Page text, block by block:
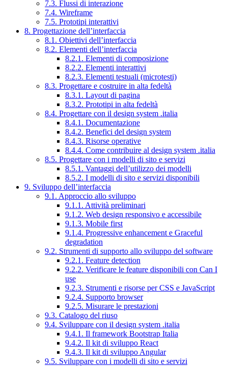
7.3. Flussi di interazione
7.4. Wireframe
7.5. Prototipi interattivi
8. Progettazione dell’interfaccia
8.1. Obiettivi dell’interfaccia
8.2. Elementi dell’interfaccia
8.2.1. Elementi di composizione
8.2.2. Elementi interattivi
8.2.3. Elementi testuali (microtesti)
8.3. Progettare e costruire in alta fedeltà
8.3.1. Layout di pagina
8.3.2. Prototipi in alta fedeltà
8.4. Progettare con il design system .italia
8.4.1. Documentazione
8.4.2. Benefici del design system
8.4.3. Risorse operative
8.4.4. Come contribuire al design system .italia
8.5. Progettare con i modelli di sito e servizi
8.5.1. Vantaggi dell’utilizzo dei modelli
8.5.2. I modelli di sito e servizi disponibili
9. Sviluppo dell’interfaccia
9.1. Approccio allo sviluppo
9.1.1. Attività preliminari
9.1.2. Web design responsivo e accessibile
9.1.3. Mobile first
9.1.4. Progressive enhancement e Graceful
degradation
9.2. Strumenti di supporto allo sviluppo del software
9.2.1. Feature detection
9.2.2. Verificare le feature disponibili con Can I
use
9.2.3. Strumenti e risorse per CSS e JavaScript
9.2.4. Supporto browser
9.2.5. Misurare le prestazioni
9.3. Catalogo del riuso
9.4. Sviluppare con il design system .italia
9.4.1. Il framework Bootstrap Italia
9.4.2. Il kit di sviluppo React
9.4.3. Il kit di sviluppo Angular
9.5. Sviluppare con i modelli di sito e servizi